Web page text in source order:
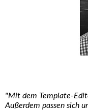
"Mit dem Template-
Außerdem passen sich